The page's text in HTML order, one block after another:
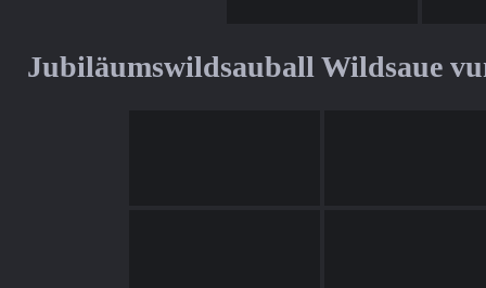
Jubiläumswildsauball Wildsaue